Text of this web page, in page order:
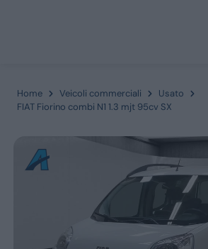
Servizi
Home Veicoli commerciali
Usato
FIAT Fiorino combi N1 1.3 mjt 95cv SX